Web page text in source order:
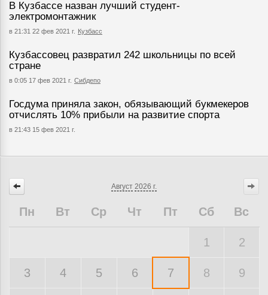
В Кузбассе назван лучший студент-
электромонтажник
в 21:31 22 фев 2021 г. Кузбасс
Кузбассовец развратил 242 школьницы по всей
стране
в 0:05 17 фев 2021 г. Сибдепо
Госдума приняла закон, обязывающий букмекеров
отчислять 10% прибыли на развитие спорта
в 21:43 15 фев 2021 г.
Август 2026 г.
Пн Вт Ср Чт Пт Сб Вс
1 2
3 4 5 6 7 8 9